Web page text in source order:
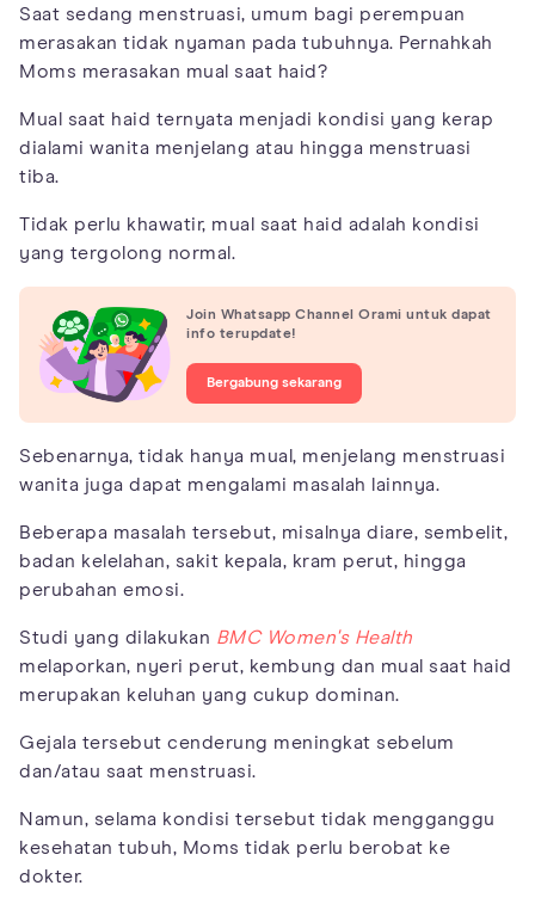
Saat sedang menstruasi, umum bagi perempuan
merasakan tidak nyaman pada tubuhnya. Pernahkah
Moms merasakan mual saat haid?
Mual saat haid ternyata menjadi kondisi yang kerap
dialami wanita menjelang atau hingga menstruasi
tiba.
Tidak perlu khawatir, mual saat haid adalah kondisi
yang tergolong normal.
Join Whatsapp Channel Orami untuk dapat
info terupdate!
Bergabung sekarang
Sebenarnya, tidak hanya mual, menjelang menstruasi
wanita juga dapat mengalami masalah lainnya.
Beberapa masalah tersebut, misalnya diare, sembelit,
badan kelelahan, sakit kepala, kram perut, hingga
perubahan emosi.
Studi yang dilakukan BMC Women's Health
melaporkan, nyeri perut, kembung dan mual saat haid
merupakan keluhan yang cukup dominan.
Gejala tersebut cenderung meningkat sebelum
dan/atau saat menstruasi.
Namun, selama kondisi tersebut tidak mengganggu
kesehatan tubuh, Moms tidak perlu berobat ke
dokter.